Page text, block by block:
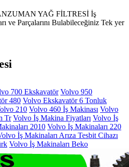
YAĞ FİLTRESİ İş
ve Parçalarını Bulabileceğiniz Tek yer
700 Ekskavatör Volvo 950
480 Volvo Ekskavatör 6 Tonluk
210 Volvo 460 İş Makinası Volvo
Tr Volvo İş Makina Fiyatları Volvo İş
2010 Volvo İş Makinaları 220
İş Makinaları Arıza Tesbit Cihazı
Volvo İş Makinaları Beko